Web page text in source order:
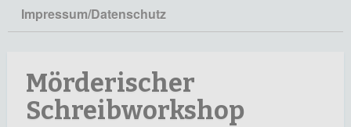
Impressum/Datenschutz
Mörderischer
Schreibworkshop